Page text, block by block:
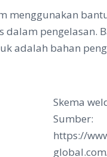
menggunakan
adalah bahan
Skema
Sumber:
https://